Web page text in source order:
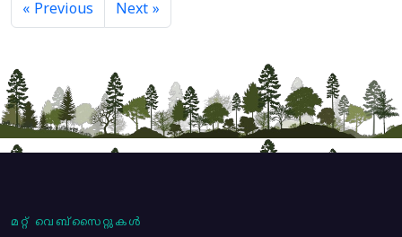
« Previous Next »
മറ്റ് വെബ്സൈറ്റുകൾ